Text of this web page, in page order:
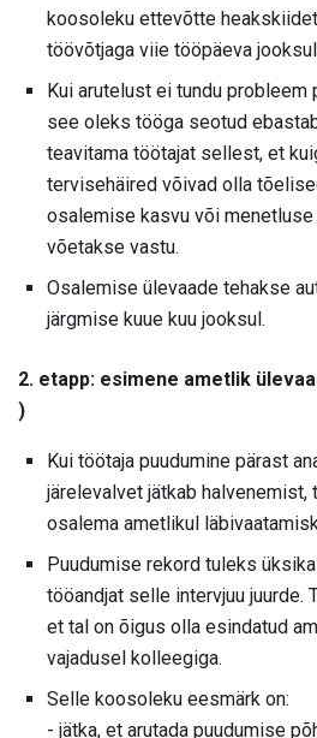
koosoleku ettevõtte
töövõtjaga viie tööpäeva
Kui arutelust ei tundu
see oleks tööga seotud
teavitama töötajat sellest, et
tervisehäired võivad olla
osalemise kasvu või
võetakse vastu.
Osalemise ülevaade tehakse
järgmise kuue kuu jooksul.
2. etapp: esimene ametlik
)
Kui töötaja puudumine pärast
järelevalvet jätkab halvenemist,
osalema ametlikul
Puudumise rekord tuleks
tööandjat selle intervjuu juurde.
et tal on õigus olla esindatud
vajadusel kolleegiga.
Selle koosoleku eesmärk on:
- jätka, et arutada puudumise